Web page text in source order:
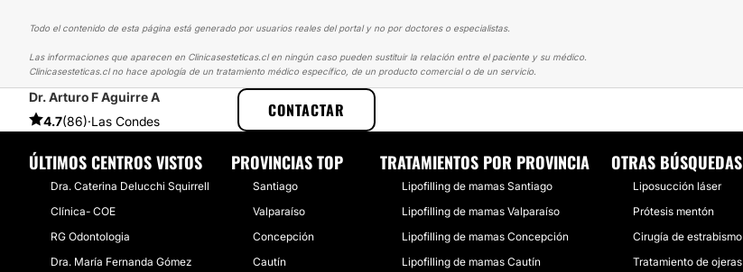
Todo el contenido de esta página está generado por usuarios reales del portal y no por doctores o especialistas.
Las informaciones que aparecen en Clinicasesteticas.cl en ningún caso pueden sustituir la relación entre el paciente y su médico.
Clinicasesteticas.cl no hace apología de un tratamiento médico específico, de un producto comercial o de un servicio.
Dr. Arturo F Aguirre A
4.7(86)·Las Condes
CONTACTAR
CLINICASESTETICAS EXPERIENCIAS EXPERIENCIAS SOBRE AUMENTO MAMARIO
ÚLTIMOS CENTROS VISTOS
Dra. Caterina Delucchi Squirrell
Clínica- COE
RG Odontologia
Dra. María Fernanda Gómez
PROVINCIAS TOP
Santiago
Valparaíso
Concepción
Cautín
TRATAMIENTOS POR PROVINCIA
Lipofilling de mamas Santiago
Lipofilling de mamas Valparaíso
Lipofilling de mamas Concepción
Lipofilling de mamas Cautín
OTRAS BÚSQUEDAS
Liposucción láser
Prótesis mentón
Cirugía de estrabismo
Tratamiento de ojeras